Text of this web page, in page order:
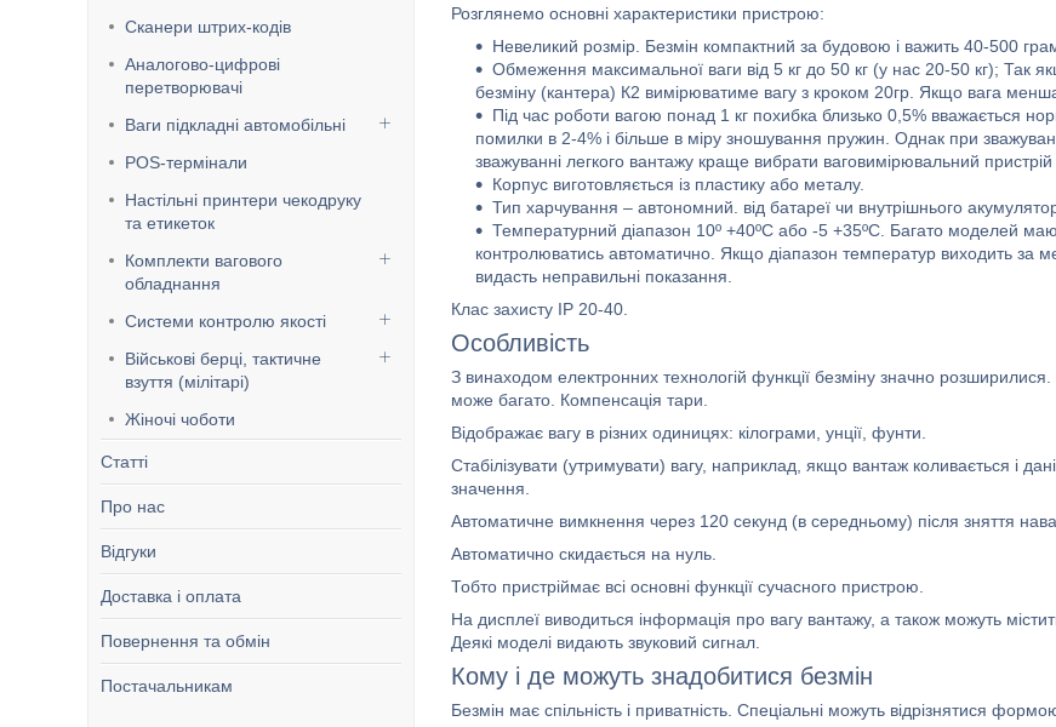
Сканери штрих-кодів
Аналогово-цифрові
перетворювачі
Ваги підкладні автомобільні
POS-термінали
Настільні принтери чекодруку
та етикеток
Комплекти вагового
обладнання
Системи контролю якості
Військові берці, тактичне
взуття (мілітарі)
Жіночі чоботи
Статті
Про нас
Відгуки
Доставка і оплата
Повернення та обмін
Постачальникам
Розглянемо основні характеристики пристрою:
Невеликий розмір. Безмін компактний за будовою і важить 40-500
Обмеження максимальної ваги від 5 кг до 50 кг (у нас 20-50 кг); Так
безміну (кантера) К2 вимірюватиме вагу з кроком 20гр. Якщо вага
Під час роботи вагою понад 1 кг похибка близько 0,5% вважається
помилки в 2-4% і більше в міру зношування пружин. Однак при
зважуванні легкого вантажу краще вибрати ваговимірювальний
Корпус виготовляється із пластику або металу.
Тип харчування – автономний. від батареї чи внутрішнього
Температурний діапазон 10º +40ºС або -5 +35ºС. Багато моделей
контролюватись автоматично. Якщо діапазон температур виходить за
видасть неправильні показання.
Клас захисту IP 20-40.
Особливість
З винаходом електронних технологій функції безміну значно
може багато. Компенсація тари.
Відображає вагу в різних одиницях: кілограми, унції, фунти.
Стабілізувати (утримувати) вагу, наприклад, якщо вантаж коливається і
значення.
Автоматичне вимкнення через 120 секунд (в середньому) після зняття
Автоматично скидається на нуль.
Тобто пристріймає всі основні функції сучасного пристрою.
На дисплеї виводиться інформація про вагу вантажу, а також можуть
Деякі моделі видають звуковий сигнал.
Кому і де можуть знадобитися безмін
Безмін має спільність і приватність. Спеціальні можуть відрізнятися